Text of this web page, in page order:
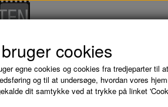
- kampagne tilbud
cookies
egne cookies og cookies fra tredjeparter til
og til at undersøge, hvordan vores
dit samtykke ved at trykke på linket